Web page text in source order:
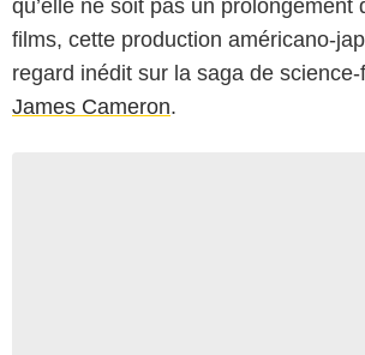
qu’elle ne soit pas un prolongement
films, cette production américano-
regard inédit sur la saga de
James Cameron.